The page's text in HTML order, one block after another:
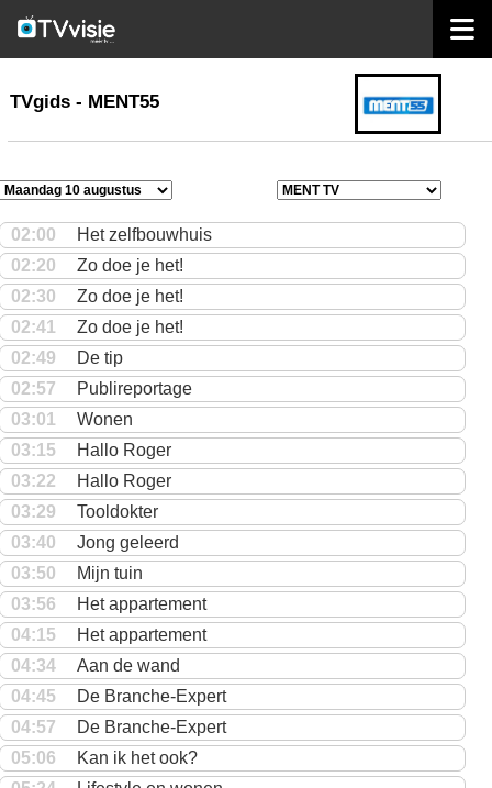
TVgids
TVgids - MENT55
02:00
Het zelfbouwhuis
02:20
Zo doe je het!
02:30
Zo doe je het!
02:41
Zo doe je het!
02:49
De tip
02:57
Publireportage
03:01
Wonen
03:15
Hallo Roger
03:22
Hallo Roger
03:29
Tooldokter
03:40
Jong geleerd
03:50
Mijn tuin
03:56
Het appartement
04:15
Het appartement
04:34
Aan de wand
04:45
De Branche-Expert
04:57
De Branche-Expert
05:06
Kan ik het ook?